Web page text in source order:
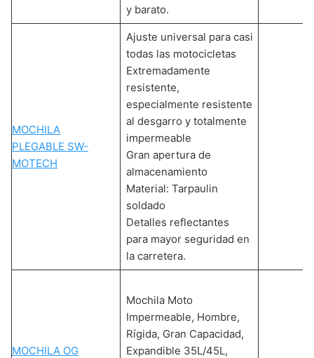
y barato.
MOCHILA
PLEGABLE SW-
MOTECH
Ajuste universal para casi
todas las motocicletas
Extremadamente
resistente,
especialmente resistente
al desgarro y totalmente
impermeable
Gran apertura de
almacenamiento
Material: Tarpaulin
soldado
Detalles reflectantes
para mayor seguridad en
la carretera.
MOCHILA OG
Mochila Moto
Impermeable, Hombre,
Rígida, Gran Capacidad,
Expandible 35L/45L,